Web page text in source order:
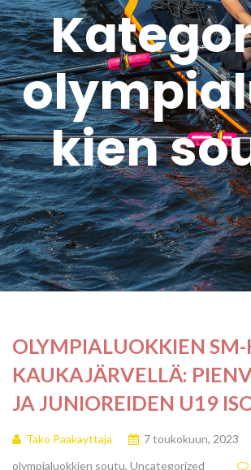
kien
OLYMPIALUOKKIEN
KAUKAJÄRVELLÄ:
JA JUNIOREIDEN U19
Tako Paakayttaja 7 toukokuun, 2023
olympialuokkien soutu, Uncategorized